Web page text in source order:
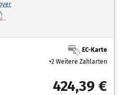
EC-Karte
+2 Weitere Zahlarten
424,39 €